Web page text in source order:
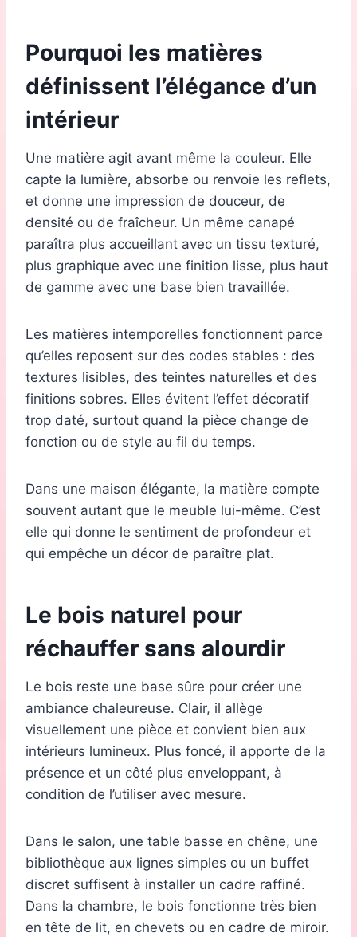
Pourquoi les matières
définissent l’élégance d’un
intérieur
Une matière agit avant même la couleur. Elle
capte la lumière, absorbe ou renvoie les reflets,
et donne une impression de douceur, de
densité ou de fraîcheur. Un même canapé
paraîtra plus accueillant avec un tissu texturé,
plus graphique avec une finition lisse, plus haut
de gamme avec une base bien travaillée.
Les matières intemporelles fonctionnent parce
qu’elles reposent sur des codes stables : des
textures lisibles, des teintes naturelles et des
finitions sobres. Elles évitent l’effet décoratif
trop daté, surtout quand la pièce change de
fonction ou de style au fil du temps.
Dans une maison élégante, la matière compte
souvent autant que le meuble lui-même. C’est
elle qui donne le sentiment de profondeur et
qui empêche un décor de paraître plat.
Le bois naturel pour
réchauffer sans alourdir
Le bois reste une base sûre pour créer une
ambiance chaleureuse. Clair, il allège
visuellement une pièce et convient bien aux
intérieurs lumineux. Plus foncé, il apporte de la
présence et un côté plus enveloppant, à
condition de l’utiliser avec mesure.
Dans le salon, une table basse en chêne, une
bibliothèque aux lignes simples ou un buffet
discret suffisent à installer un cadre raffiné.
Dans la chambre, le bois fonctionne très bien
en tête de lit, en chevets ou en cadre de miroir.